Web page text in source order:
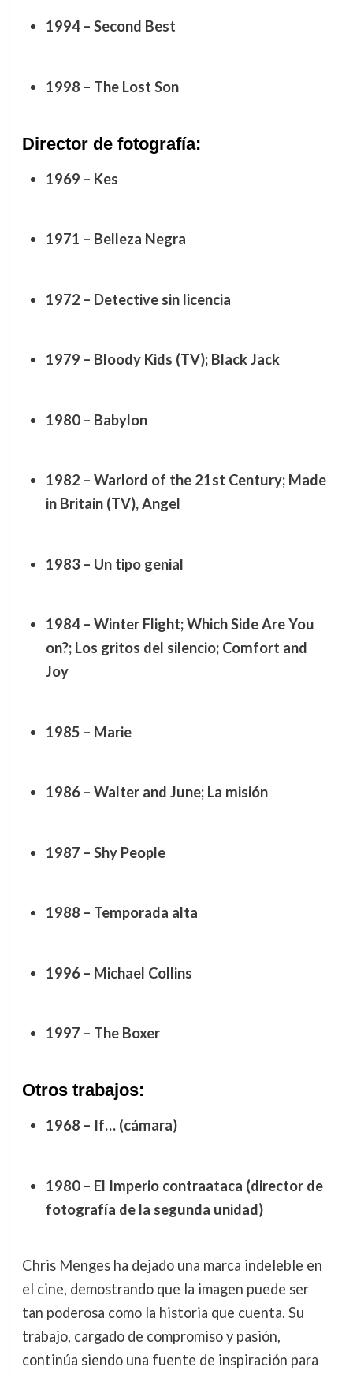
1994 – Second Best
1998 – The Lost Son
Director de fotografía:
1969 – Kes
1971 – Belleza Negra
1972 – Detective sin licencia
1979 – Bloody Kids (TV); Black Jack
1980 – Babylon
1982 – Warlord of the 21st Century; Made
in Britain (TV), Angel
1983 – Un tipo genial
1984 – Winter Flight; Which Side Are You
on?; Los gritos del silencio; Comfort and
Joy
1985 – Marie
1986 – Walter and June; La misión
1987 – Shy People
1988 – Temporada alta
1996 – Michael Collins
1997 – The Boxer
Otros trabajos:
1968 – If… (cámara)
1980 – El Imperio contraataca (director de
fotografía de la segunda unidad)
Chris Menges ha dejado una marca indeleble en
el cine, demostrando que la imagen puede ser
tan poderosa como la historia que cuenta. Su
trabajo, cargado de compromiso y pasión,
continúa siendo una fuente de inspiración para